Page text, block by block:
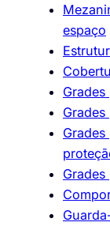
espaço